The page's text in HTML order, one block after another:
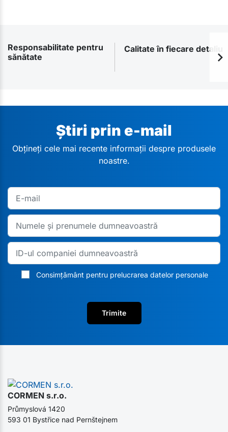
Responsabilitate pentru
sănătate
Calitate în fiecare detaliu
Știri prin e-mail
Obțineți cele mai recente informații despre produsele
noastre.
Consimțământ pentru prelucrarea datelor personale
Trimite
CORMEN s.r.o.
Průmyslová 1420
593 01 Bystřice nad Pernštejnem